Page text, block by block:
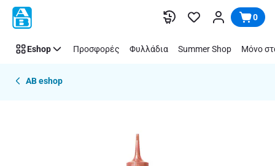
Παράλειψη 0
Eshop Προσφορές Φυλλάδια Summer Shop Μόνο
AB eshop